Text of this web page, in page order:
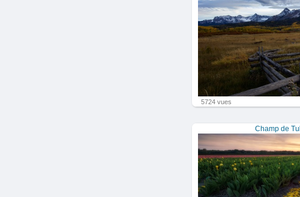
5724 vues
Champ de